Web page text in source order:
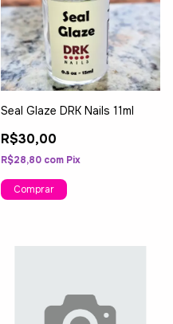
Seal Glaze DRK Nails 11ml
R$30,00
R$28,80 com Pix